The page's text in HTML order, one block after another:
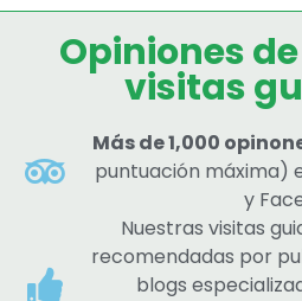
Opiniones
visitas
Más de 1,000
puntuación máxima)
y
Nuestras visitas
recomendadas por
blogs